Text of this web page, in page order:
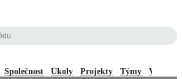
Společnost Úkoly Projekty Týmy Výkazy